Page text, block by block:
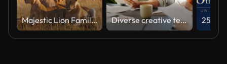
Majestic Lion Family Relaxing in Natural Habitat Under Soft Light Diverse creative team collaborating on a marketing strategy in an office meeting